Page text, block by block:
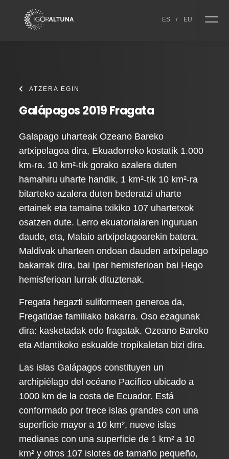
ES / EU
ATZERA EGIN
Galápagos 2019 Fragata
Galapago uharteak Ozeano Bareko
artxipelagoa dira, Ekuadorreko kostatik 1.000
km-ra. 10 km²-tik gorako azalera duten
hamahiru uharte handik, 1 km²-tik 10 km²-ra
bitarteko azalera duten bederatzi uharte
ertainek eta tamaina txikiko 107 uhartetxok
osatzen dute. Lerro ekuatorialaren inguruan
daude, eta, Malaio artxipelagoarekin batera,
Maldivak uharteen ondoan dauden artxipelago
bakarrak dira, bai Ipar hemisferioan bai Hego
hemisferioan lurrak dituztenak.
Fregata hegazti suliformeen generoa da,
Fregatidae familiako bakarra. Oso ezagunak
dira: kasketadak edo fragatak. Ozeano Bareko
eta Atlantikoko eskualde tropikaletan bizi dira.
Las islas Galápagos constituyen un
archipiélago del océano Pacífico ubicado a
1000 km de la costa de Ecuador. Está
conformado por trece islas grandes con una
superficie mayor a 10 km², nueve islas
medianas con una superficie de 1 km² a 10
km² y otros 107 islotes de tamaño pequeño,